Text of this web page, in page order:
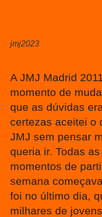
jmj2023
A JMJ Madrid
momento de
que as dúvidas
certezas aceitei o
JMJ sem pensar
queria ir. Todas
momentos de
semana
foi no último dia,
milhares de